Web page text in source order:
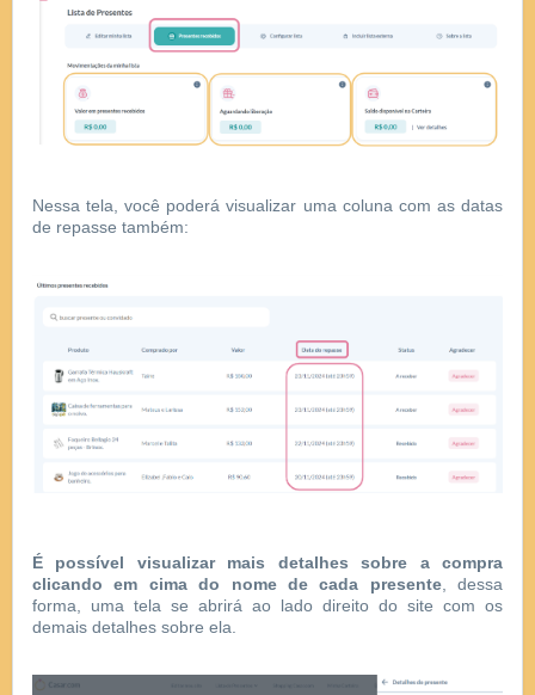
Nessa tela, você poderá visualizar uma coluna com as datas
de repasse também:
É possível visualizar mais detalhes sobre a compra
clicando em cima do nome de cada presente, dessa
forma, uma tela se abrirá ao lado direito do site com os
demais detalhes sobre ela.